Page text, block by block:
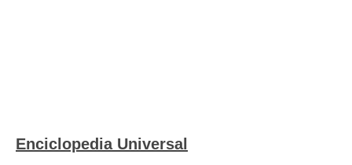
Enciclopedia Universal